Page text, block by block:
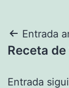
de
Entrada
Receta de
Entrada